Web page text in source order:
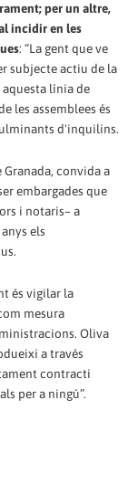
per un altre,
incidir en les
: “La gent que ve
subjecte actiu de la
aquesta línia de
les assemblees és
d'inquilins.
convida a
embargades que
i notaris– a
els
és vigilar la
mesura
Oliva
a través
contracti
per a ningú”.